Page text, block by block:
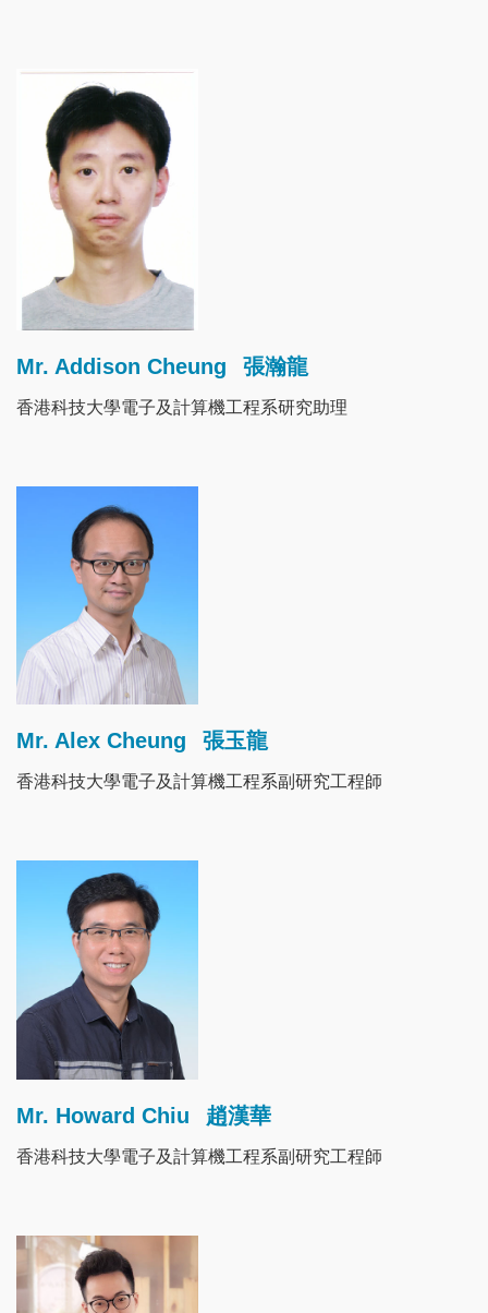
Mr. Addison Cheung 張瀚龍
香港科技大學電子及計算機工程系研究助理
Mr. Alex Cheung 張玉龍
香港科技大學電子及計算機工程系副研究工程師
Mr. Howard Chiu 趙漢華
香港科技大學電子及計算機工程系副研究工程師
Image